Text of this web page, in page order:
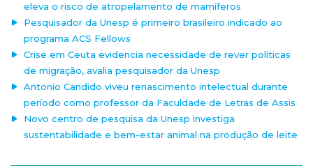
eleva o risco de atropelamento de mamíferos
Pesquisador da Unesp é primeiro brasileiro indicado ao
programa ACS Fellows
Crise em Ceuta evidencia necessidade de rever políticas
de migração, avalia pesquisador da Unesp
Antonio Candido viveu renascimento intelectual durante
período como professor da Faculdade de Letras de Assis
Novo centro de pesquisa da Unesp investiga
sustentabilidade e bem-estar animal na produção de leite